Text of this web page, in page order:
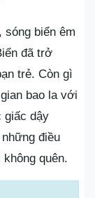
sóng biển êm
đã trở
trẻ. Còn gì
bao la với
giấc dậy
điều
quên.